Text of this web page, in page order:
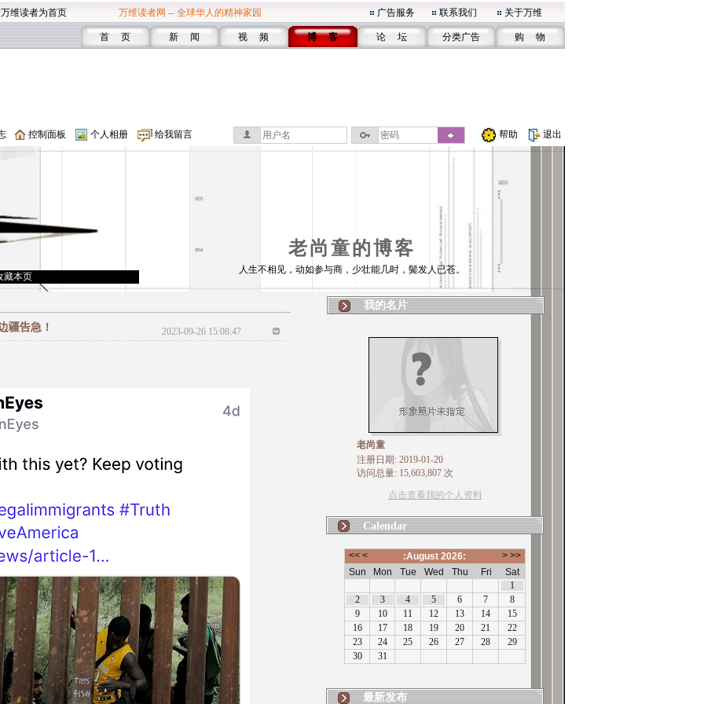
维读者为首页 万维读者网 -- 全球华人的精神家园 广告服务 联系我们 关于万维
首 页 新 闻 视 频 博 客 论 坛 分类广告 购 物
控制面板 个人相册 给我留言 帮助 退出
老尚童的博客
藏本页
人生不相见，动如参与商，少壮能几时，鬓发人已苍。
疆告急！ 2023-09-26 15:08:47
我的名片
老尚童
注册日期: 2019-01-20
访问总量: 15,603,807 次
点击查看我的个人资料
Calendar
最新发布